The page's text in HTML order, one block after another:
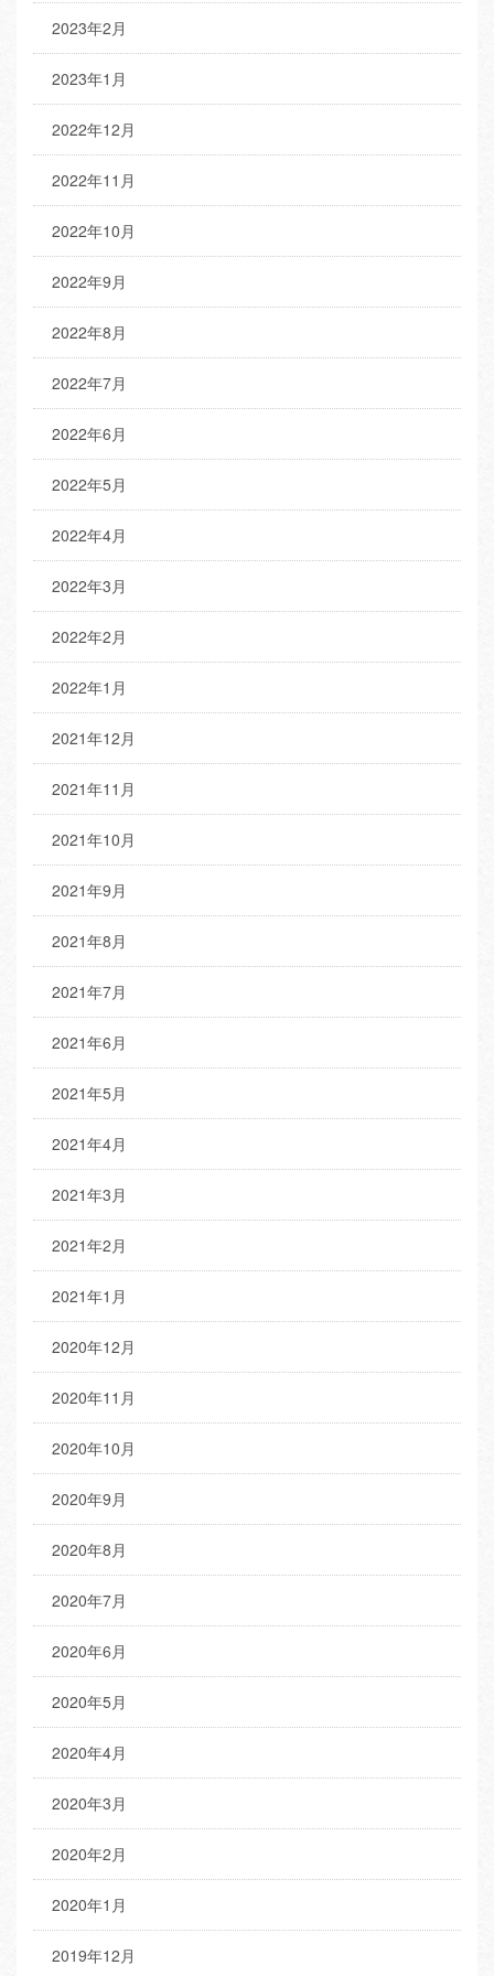
2023年2月
2023年1月
2022年12月
2022年11月
2022年10月
2022年9月
2022年8月
2022年7月
2022年6月
2022年5月
2022年4月
2022年3月
2022年2月
2022年1月
2021年12月
2021年11月
2021年10月
2021年9月
2021年8月
2021年7月
2021年6月
2021年5月
2021年4月
2021年3月
2021年2月
2021年1月
2020年12月
2020年11月
2020年10月
2020年9月
2020年8月
2020年7月
2020年6月
2020年5月
2020年4月
2020年3月
2020年2月
2020年1月
2019年12月